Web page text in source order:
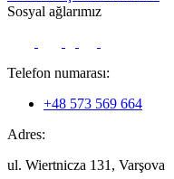
Sosyal ağlarımız
Telefon numarası:
+48 573 569 664
Adres:
ul. Wiertnicza 131, Varşova